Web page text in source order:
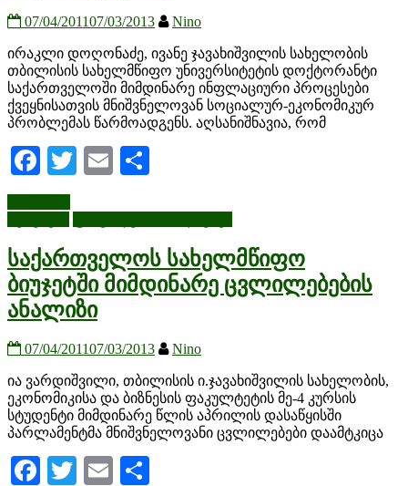
07/04/201107/03/2013 Nino
ირაკლი დოღონაძე, ივანე ჯავახიშვილის სახელობის
თბილისის სახელმწიფო უნივერსიტეტის დოქტორანტი
საქართველოში მიმდინარე ინფლაციური პროცესები
ქვეყნისათვის მნიშვნელოვან სოციალურ-ეკონომიკურ
პრობლემას წარმოადგენს. აღსანიშნავია, რომ
Facebook
TwitterEmail
საქართველოს სახელმწიფო
ბიუჯეტში მიმდინარე ცვლილებების
ანალიზი
07/04/201107/03/2013 Nino
ია ვარდიშვილი, თბილისის ი.ჯავახიშვილის სახელობის,
ეკონომიკისა და ბიზნესის ფაკულტეტის მე-4 კურსის
სტუდენტი მიმდინარე წლის აპრილის დასაწყისში
პარლამენტმა მნიშვნელოვანი ცვლილებები დაამტკიცა
Facebook
TwitterEmail